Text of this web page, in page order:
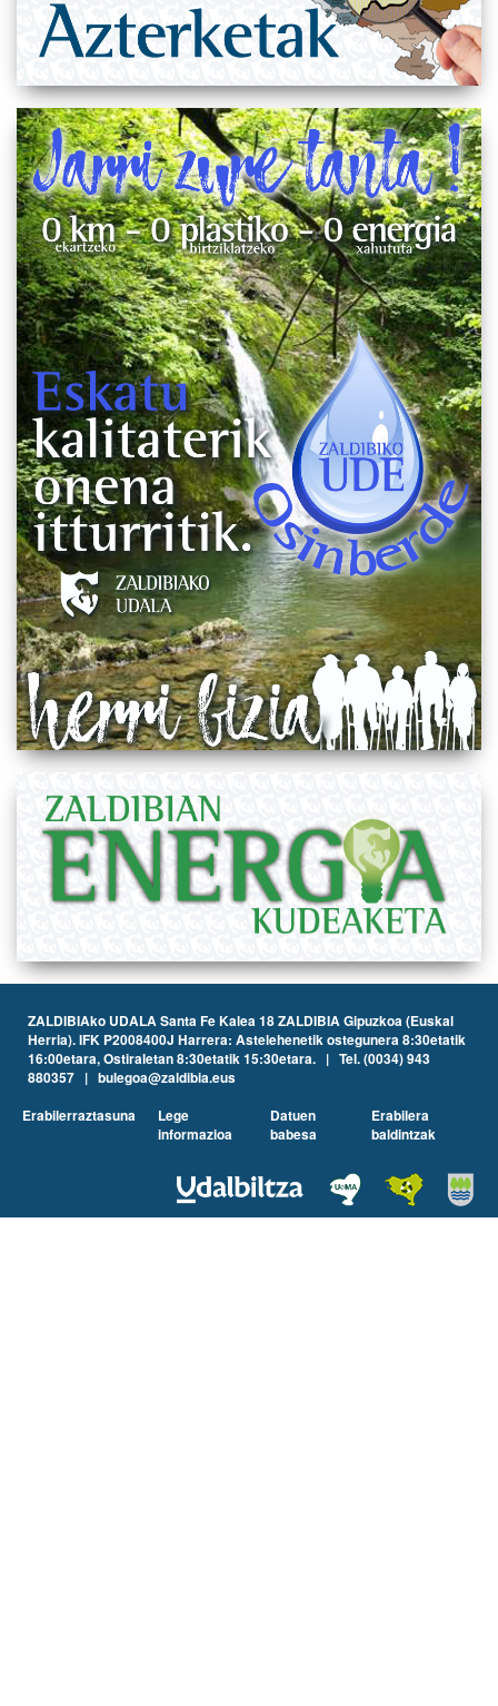
ZALDIBIAko UDALA Santa Fe Kalea 18 ZALDIBIA Gipuzkoa (Euskal
Herria). IFK P2008400J Harrera: Astelehenetik ostegunera 8:30etatik
16:00etara, Ostiraletan 8:30etatik 15:30etara. | Tel. (0034) 943
880357 | bulegoa@zaldibia.eus
Erabilerraztasuna
Lege
informazioa
Datuen
babesa
Erabilera
baldintzak